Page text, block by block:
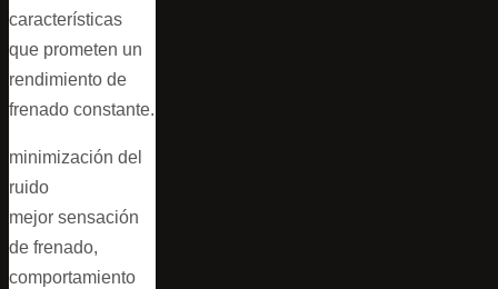
características
que prometen un
rendimiento de
frenado constante.
minimización del
ruido
mejor sensación
de frenado,
comportamiento